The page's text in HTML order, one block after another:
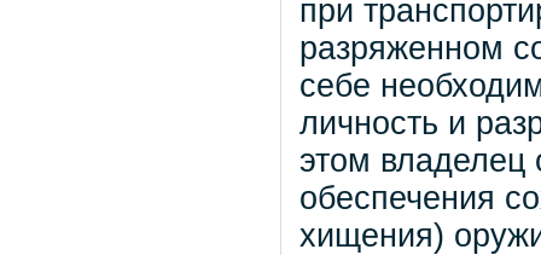
при
разряженном
себе
личность и
этом владелец
обеспечения
хищения)